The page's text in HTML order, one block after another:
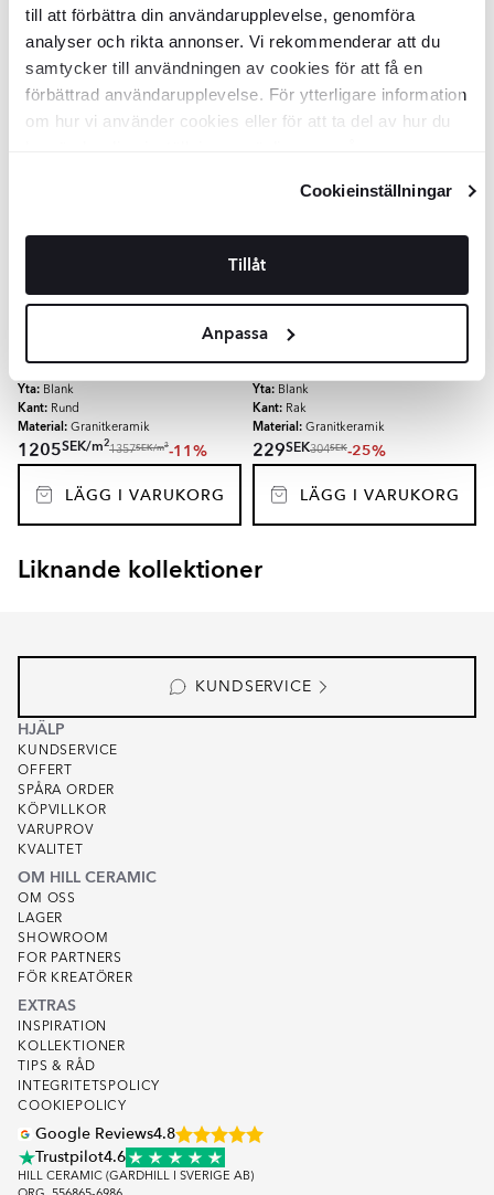
till att förbättra din användarupplevelse, genomföra
analyser och rikta annonser. Vi rekommenderar att du
samtycker till användningen av cookies för att få en
förbättrad användarupplevelse. För ytterligare information
om hur vi använder cookies eller för att ta del av hur du
Cookieinställningar
Tillåt
Anpassa
Marmor Klinker Medelana
Guld
Polerad 60x120 cm
KLPM4857
LÄGG I VARUKORG
Marmor Klinker Medelana
Matt 60x120 cm
KLPM6148
SEK/m2
1132SEK/m 2-11%
LÄGG I VARUKORG
Yta: Blank
Kant: Rund
Material: Granitkeramik
1205SEK/m2
1357SEK/m2-11%
LÄGG I VARUKORG
Polerad 30x30 (7x7) cm
Yta: Blank
Kant: Rak
Material: Granitkeramik
229SEK304SEK-25%
LÄGG I VARUKORG
Liknande kollektioner
EMPYRIO
KUNDSERVICE
HJÄLP
KUNDSERVICE
OFFERT
SPÅRA ORDER
KÖPVILLKOR
VARUPROV
KVALITET
OM HILL CERAMIC
OM OSS
LAGER
SHOWROOM
FOR PARTNERS
FÖR KREATÖRER
EXTRAS
INSPIRATION
KOLLEKTIONER
TIPS & RÅD
INTEGRITETSPOLICY
COOKIEPOLICY
Google Reviews4.8
Trustpilot4.6
HILL CERAMIC (GARDHILL I SVERIGE AB)